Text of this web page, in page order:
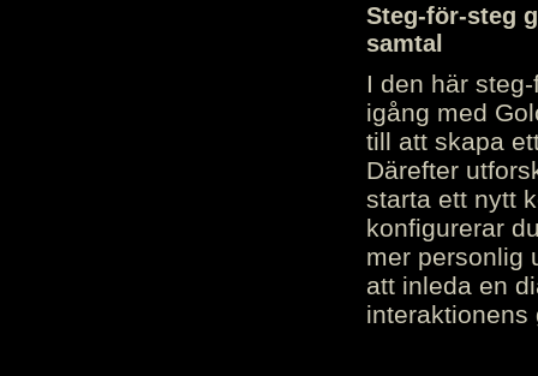
Steg-för-steg
samtal
I den här
igång med
till att skapa
Därefter
starta ett nytt
konfigurerar
mer personlig
att inleda en
interaktionens